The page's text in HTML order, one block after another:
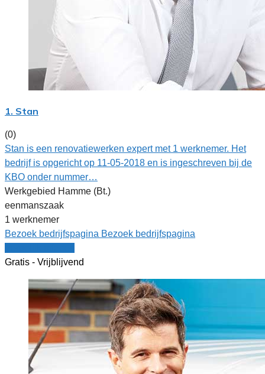
1. Stan
(0)
Stan is een renovatiewerken expert met 1 werknemer. Het
bedrijf is opgericht op 11-05-2018 en is ingeschreven bij de
KBO onder nummer…
Werkgebied Hamme (Bt.)
eenmanszaak
1 werknemer
Bezoek bedrijfspagina Bezoek bedrijfspagina
Gratis - Vrijblijvend